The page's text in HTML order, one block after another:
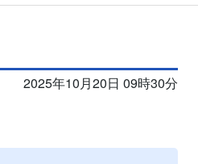
2025年10月20日 09時30分